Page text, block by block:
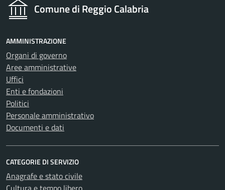
Comune di Reggio Calabria
AMMINISTRAZIONE
Organi di governo
Aree amministrative
Uffici
Enti e fondazioni
Politici
Personale amministrativo
Documenti e dati
CATEGORIE DI SERVIZIO
Anagrafe e stato civile